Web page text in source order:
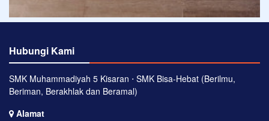
Hubungi Kami
SMK Muhammadiyah 5 Kisaran ⋅ SMK Bisa-Hebat (Berilmu,
Beriman, Berakhlak dan Beramal)
Alamat